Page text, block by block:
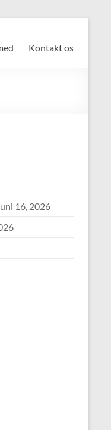
Kontakt os
16, 2026